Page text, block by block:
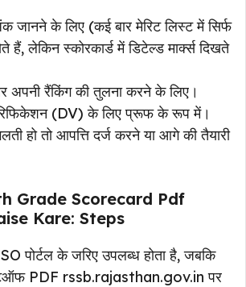
जानने के लिए (कई बार मेरिट लिस्ट में सिर्फ
हैं, लेकिन स्कोरकार्ड में डिटेल्ड मार्क्स दिखते
रैंकिंग की तुलना करने के लिए।
(DV) के लिए प्रूफ के रूप में।
हो तो आपत्ति दर्ज करने या आगे की तैयारी
Grade Scorecard Pdf
Kare: Steps
पोर्टल के जरिए उपलब्ध होता है, जबकि
PDF rssb.rajasthan.gov.in पर